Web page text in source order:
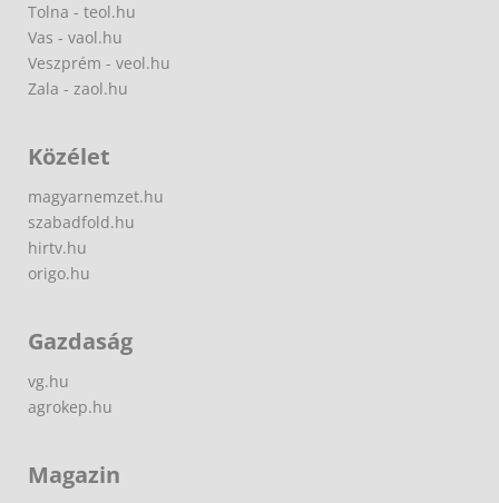
Tolna - teol.hu
Vas - vaol.hu
Veszprém - veol.hu
Zala - zaol.hu
Közélet
magyarnemzet.hu
szabadfold.hu
hirtv.hu
origo.hu
Gazdaság
vg.hu
agrokep.hu
Magazin